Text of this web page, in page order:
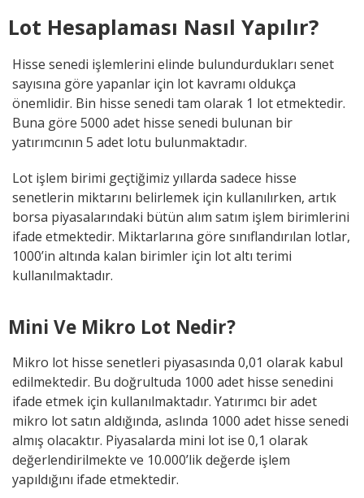
Lot Hesaplaması Nasıl Yapılır?
Hisse senedi işlemlerini elinde bulundurdukları senet
sayısına göre yapanlar için lot kavramı oldukça
önemlidir. Bin hisse senedi tam olarak 1 lot etmektedir.
Buna göre 5000 adet hisse senedi bulunan bir
yatırımcının 5 adet lotu bulunmaktadır.
Lot işlem birimi geçtiğimiz yıllarda sadece hisse
senetlerin miktarını belirlemek için kullanılırken, artık
borsa piyasalarındaki bütün alım satım işlem birimlerini
ifade etmektedir. Miktarlarına göre sınıflandırılan lotlar,
1000’in altında kalan birimler için lot altı terimi
kullanılmaktadır.
Mini Ve Mikro Lot Nedir?
Mikro lot hisse senetleri piyasasında 0,01 olarak kabul
edilmektedir. Bu doğrultuda 1000 adet hisse senedini
ifade etmek için kullanılmaktadır. Yatırımcı bir adet
mikro lot satın aldığında, aslında 1000 adet hisse senedi
almış olacaktır. Piyasalarda mini lot ise 0,1 olarak
değerlendirilmekte ve 10.000’lik değerde işlem
yapıldığını ifade etmektedir.